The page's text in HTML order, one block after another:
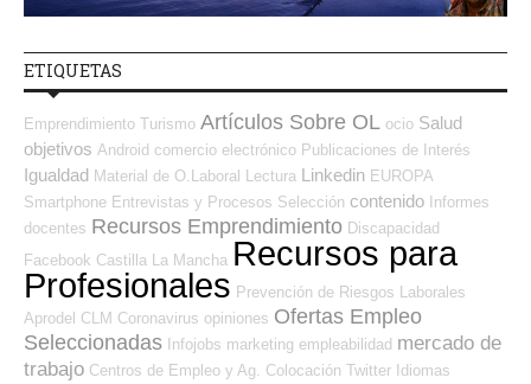
ETIQUETAS
Emprendimiento Turismo Artículos Sobre OL ocio Salud
objetivos Android comercio electrónico Publicaciones de Interés
Igualdad Material de O.Laboral Lectura Linkedin EUROPA
Smartphone Entrevistas y Procesos Selección contenido Informes
docentes Recursos Emprendimiento Discapacidad
Facebook Castilla La Mancha Recursos para
Profesionales Prevención de Riesgos Laborales
Aprodel CLM Coronavirus opiniones Ofertas Empleo
Seleccionadas Infojobs marketing empleabilidad mercado de
trabajo Centros de Empleo y Ag. Colocación Twitter Idiomas